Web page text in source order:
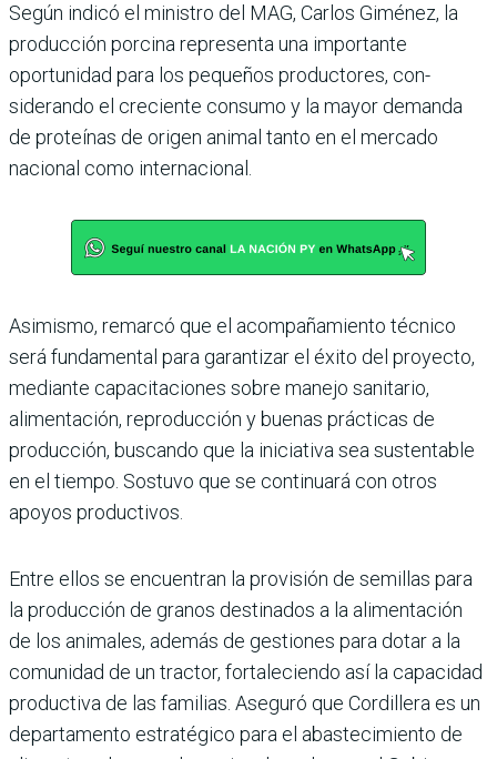
Según indicó el ministro del MAG, Carlos Giménez, la
pro­ducción porcina representa una importante
oportunidad para los pequeños productores, con­
siderando el creciente consumo y la mayor demanda
de proteí­nas de origen animal tanto en el mercado
nacional como inter­nacional.
Asimismo, remarcó que el acompañamiento téc­nico
será fundamental para garantizar el éxito del proyecto,
mediante capacitaciones sobre manejo sanitario,
alimenta­ción, reproducción y buenas prácticas de
producción, bus­cando que la iniciativa sea sus­tentable
en el tiempo. Sostuvo que se continuará con otros
apoyos productivos.
Entre ellos se encuentran la provisión de semillas para
la producción de granos destinados a la alimen­tación
de los animales, ade­más de gestiones para dotar a la
comunidad de un tractor, fortaleciendo así la capacidad
productiva de las familias. Aseguró que Cordillera es un
departamento estratégico para el abastecimiento de